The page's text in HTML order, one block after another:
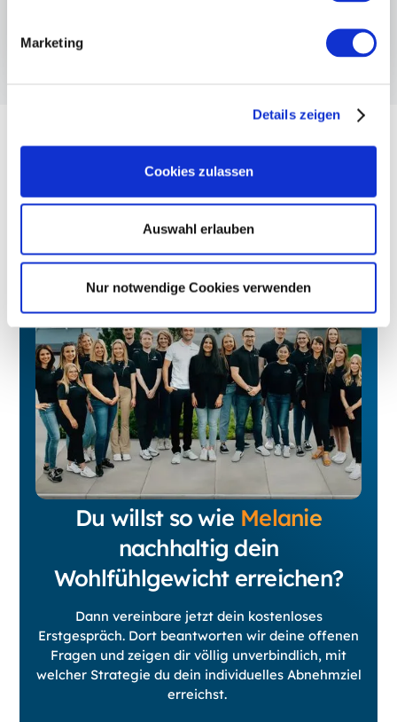
Marketing
Details zeigen
Cookies zulassen
Auswahl erlauben
Nur notwendige Cookies verwenden
Du willst so wie Melanie
nachhaltig dein
Wohlfühlgewicht erreichen?
Dann vereinbare jetzt dein kostenloses
Erstgespräch. Dort beantworten wir deine offenen
Fragen und zeigen dir völlig unverbindlich, mit
welcher Strategie du dein individuelles Abnehmziel
erreichst.